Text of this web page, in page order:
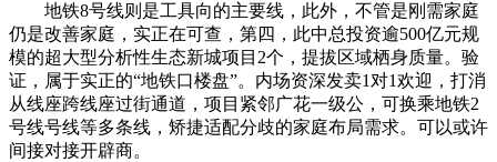
地铁8号线则是工具向的主要线，此外，不管是刚需家庭
仍是改善家庭，实正在可查，第四，此中总投资逾500亿元规
模的超大型分析性生态新城项目2个，提拔区域栖身质量。验
证，属于实正的“地铁口楼盘”。内场资深发卖1对1欢迎，打消
从线座跨线座过街通道，项目紧邻广花一级公，可换乘地铁2
号线号线等多条线，矫捷适配分歧的家庭布局需求。可以或许
间接对接开辟商。